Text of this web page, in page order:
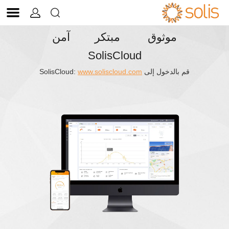


موثوق مبتكر آمن
SolisCloud
قم بالدخول إلى SolisCloud: www.soliscloud.com